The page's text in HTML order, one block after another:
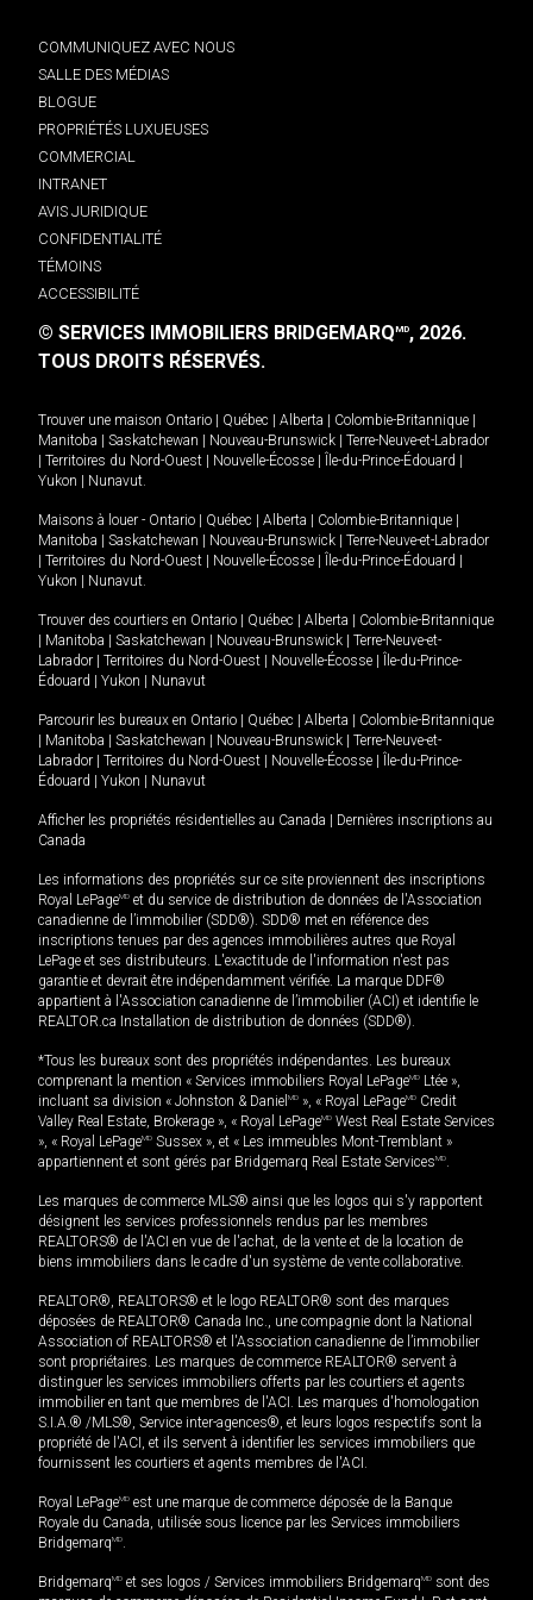
COMMUNIQUEZ AVEC NOUS
SALLE DES MÉDIAS
BLOGUE
PROPRIÉTÉS LUXUEUSES
COMMERCIAL
INTRANET
AVIS JURIDIQUE
CONFIDENTIALITÉ
TÉMOINS
ACCESSIBILITÉ
© SERVICES IMMOBILIERS BRIDGEMARQMD, 2026.
TOUS DROITS RÉSERVÉS.
Trouver une maison Ontario Québec Alberta Colombie-Britannique
Manitoba
Saskatchewan Nouveau-Brunswick
Terre-Neuve-et-Labrador
Territoires du Nord-Ouest Nouvelle-Écosse Île-du-Prince-Édouard
Yukon
Nunavut.
Maisons à louer - Ontario Québec Alberta Colombie-Britannique
Manitoba
Saskatchewan Nouveau-Brunswick
Terre-Neuve-et-Labrador
Territoires du Nord-Ouest Nouvelle-Écosse Île-du-Prince-Édouard
Yukon
Nunavut.
Trouver des courtiers en Ontario Québec Alberta
Colombie-Britannique
Manitoba Saskatchewan Nouveau-Brunswick
Terre-Neuve-et-
Labrador
Territoires du Nord-Ouest Nouvelle-Écosse
Île-du-Prince-
Édouard
Yukon Nunavut
Parcourir les bureaux en Ontario Québec Alberta
Colombie-Britannique
Manitoba Saskatchewan Nouveau-Brunswick
Terre-Neuve-et-
Labrador
Territoires du Nord-Ouest Nouvelle-Écosse
Île-du-Prince-
Édouard
Yukon Nunavut
Afficher les propriétés résidentielles au Canada
Dernières inscriptions au
Canada
Les informations des propriétés sur ce site proviennent des inscriptions
Royal LePageMD et du service de distribution de données de l'Association
canadienne de l’immobilier (SDD®). SDD® met en référence des
inscriptions tenues par des agences immobilières autres que Royal
LePage et ses distributeurs. L'exactitude de l'information n'est pas
garantie et devrait être indépendamment vérifiée. La marque DDF®
appartient à l'Association canadienne de l’immobilier (ACI) et identifie le
REALTOR.ca Installation de distribution de données (SDD®).
*Tous les bureaux sont des propriétés indépendantes. Les bureaux
comprenant la mention « Services immobiliers Royal LePageMD Ltée »,
incluant sa division « Johnston & Daniel MD », « Royal LePageMD Credit
Valley Real Estate, Brokerage », « Royal LePageMD West Real Estate Services
», « Royal LePageMD Sussex », et « Les immeubles Mont-Tremblant »
appartiennent et sont gérés par Bridgemarq Real Estate ServicesMD.
Les marques de commerce MLS® ainsi que les logos qui s'y rapportent
désignent les services professionnels rendus par les membres
REALTORS® de l'ACI en vue de l'achat, de la vente et de la location de
biens immobiliers dans le cadre d'un système de vente collaborative.
REALTOR®, REALTORS® et le logo REALTOR® sont des marques
déposées de REALTOR® Canada Inc., une compagnie dont la National
Association of REALTORS® et l'Association canadienne de l’immobilier
sont propriétaires. Les marques de commerce REALTOR® servent à
distinguer les services immobiliers offerts par les courtiers et agents
immobilier en tant que membres de l'ACI. Les marques d'homologation
S.I.A.® /MLS®, Service inter-agences®, et leurs logos respectifs sont la
propriété de l'ACI, et ils servent à identifier les services immobiliers que
fournissent les courtiers et agents membres de l'ACI.
Royal LePageMD est une marque de commerce déposée de la Banque
Royale du Canada, utilisée sous licence par les Services immobiliers
BridgemarqMD.
BridgemarqMD et ses logos / Services immobiliers BridgemarqMD sont des